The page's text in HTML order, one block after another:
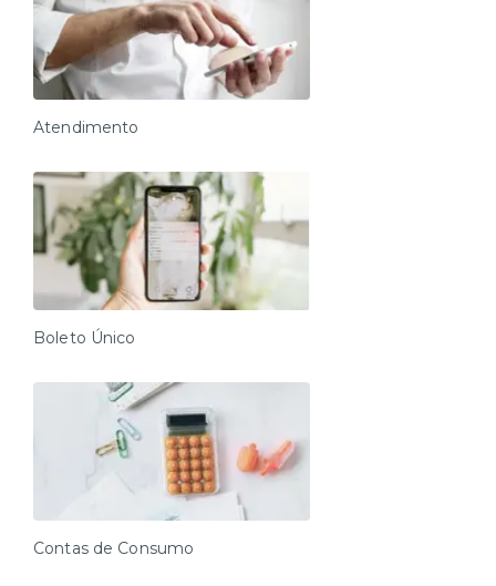
Atendimento
Boleto Único
Contas de Consumo